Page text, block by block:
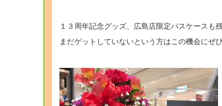
１３周年記念グッズ、広島店限定パスケースも
まだゲットしていないという方はこの機会にぜ